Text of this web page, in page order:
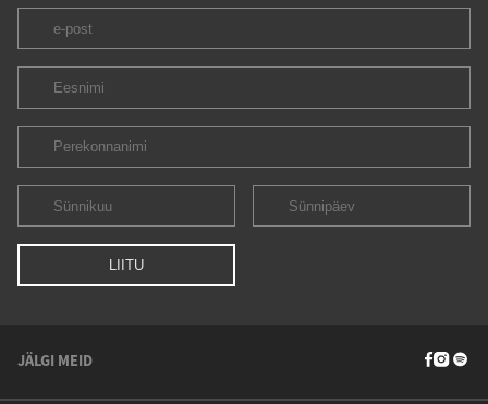
JÄLGI MEID